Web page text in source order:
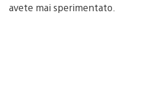
avete mai sperimentato.